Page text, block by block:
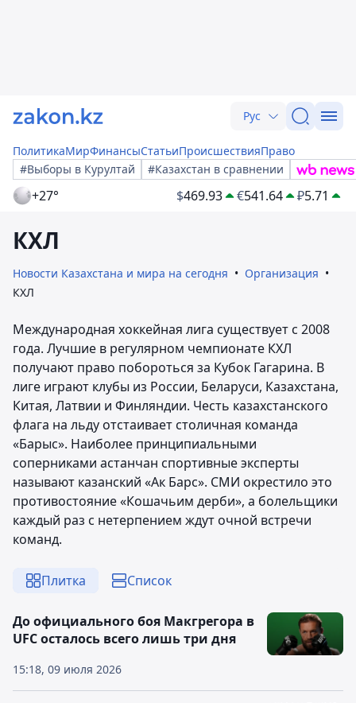
Рус
ПолитикаМирФинансыСтатьиПроисшествияПраво
#Выборы в Курултай
#Казахстан в сравнении
+27° $469.93 €541.64 ₽5.71
КХЛ
Новости Казахстана и мира на сегодня
Организация
КХЛ
Международная хоккейная лига существует с 2008
года. Лучшие в регулярном чемпионате КХЛ
получают право побороться за Кубок Гагарина. В
лиге играют клубы из России, Беларуси, Казахстана,
Китая, Латвии и Финляндии. Честь казахстанского
флага на льду отстаивает столичная команда
«Барыс». Наиболее принципиальными
соперниками астанчан спортивные эксперты
называют казанский «Ак Барс». СМИ окрестило это
противостояние «Кошачьим дерби», а болельщики
каждый раз с нетерпением ждут очной встречи
команд.
Плитка Список
15:18, 09 июля 2026
До официального боя Макгрегора в
UFC осталось всего лишь три дня